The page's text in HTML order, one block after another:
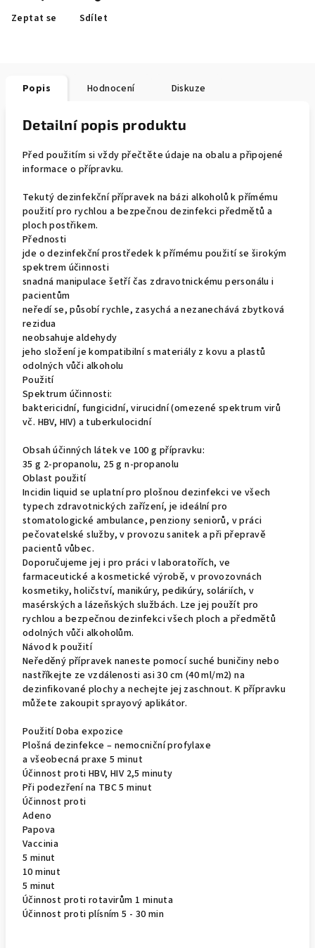
Zeptat se Sdílet
Popis Hodnocení Diskuze
Detailní popis produktu
Před použitím si vždy přečtěte údaje na obalu a připojené
informace o přípravku.
Tekutý dezinfekční přípravek na bázi alkoholů k přímému
použití pro rychlou a bezpečnou dezinfekci předmětů a
ploch postřikem.
Přednosti
jde o dezinfekční prostředek k přímému použití se širokým
spektrem účinnosti
snadná manipulace šetří čas zdravotnickému personálu i
pacientům
neředí se, působí rychle, zasychá a nezanechává zbytková
rezidua
neobsahuje aldehydy
jeho složení je kompatibilní s materiály z kovu a plastů
odolných vůči alkoholu
Použití
Spektrum účinnosti:
baktericidní, fungicidní, virucidní (omezené spektrum virů
vč. HBV, HIV) a tuberkulocidní
Obsah účinných látek ve 100 g přípravku:
35 g 2-propanolu, 25 g n-propanolu
Oblast použití
Incidin liquid se uplatní pro plošnou dezinfekci ve všech
typech zdravotnických zařízení, je ideální pro
stomatologické ambulance, penziony seniorů, v práci
pečovatelské služby, v provozu sanitek a při přepravě
pacientů vůbec.
Doporučujeme jej i pro práci v laboratořích, ve
farmaceutické a kosmetické výrobě, v provozovnách
kosmetiky, holičství, manikúry, pedikúry, soláriích, v
masérských a lázeňských službách. Lze jej použít pro
rychlou a bezpečnou dezinfekci všech ploch a předmětů
odolných vůči alkoholům.
Návod k použití
Neředěný přípravek naneste pomocí suché buničiny nebo
nastříkejte ze vzdálenosti asi 30 cm (40 ml/m2) na
dezinfikované plochy a nechejte jej zaschnout. K přípravku
můžete zakoupit sprayový aplikátor.
Použití Doba expozice
Plošná dezinfekce – nemocniční profylaxe
a všeobecná praxe 5 minut
Účinnost proti HBV, HIV 2,5 minuty
Při podezření na TBC 5 minut
Účinnost proti
Adeno
Papova
Vaccinia
5 minut
10 minut
5 minut
Účinnost proti rotavirům 1 minuta
Účinnost proti plísním 5 - 30 min